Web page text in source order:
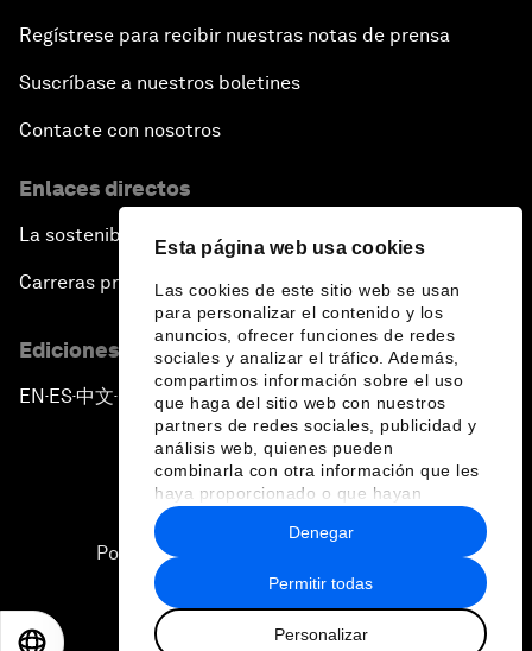
Esta página web usa cookies
Las cookies de este sitio web se usan
para personalizar el contenido y los
anuncios, ofrecer funciones de redes
sociales y analizar el tráfico. Además,
compartimos información sobre el uso
que haga del sitio web con nuestros
partners de redes sociales, publicidad y
análisis web, quienes pueden
combinarla con otra información que les
haya proporcionado o que hayan
recopilado a partir del uso que haya
hecho de sus servicios.
Permitir todas
Personalizar
Denegar
Regístrese para recibir nuestras notas de prensa
Suscríbase a nuestros boletines
Contacte con nosotros
Enlaces directos
La sostenibilidad en el Foro
Carreras profesionales
Ediciones en otros idiomas
EN ▪ES▪中文▪ 日本語
Política de privacidad y normas de uso
Sitemap
2026 Foro Económico Mundial